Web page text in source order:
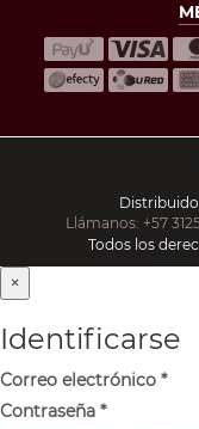
Llámanos: +57
Todos los
×
Identificarse
Correo electrónico *
Contraseña *